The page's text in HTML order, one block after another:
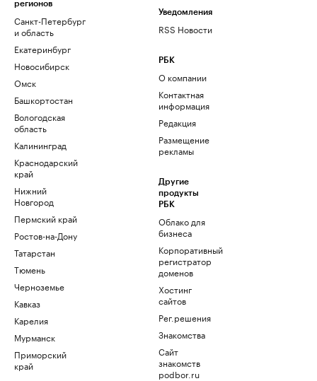
регионов
Санкт-Петербург
и область
Екатеринбург
Новосибирск
Омск
Башкортостан
Вологодская
область
Калининград
Краснодарский
край
Нижний
Новгород
Пермский край
Ростов-на-Дону
Татарстан
Тюмень
Черноземье
Кавказ
Карелия
Мурманск
Приморский
край
Уведомления
RSS Новости
РБК
О компании
Контактная
информация
Редакция
Размещение
рекламы
Другие
продукты
РБК
Облако для
бизнеса
Корпоративный
регистратор
доменов
Хостинг
сайтов
Рег.решения
Знакомства
Сайт
знакомств
podbor.ru